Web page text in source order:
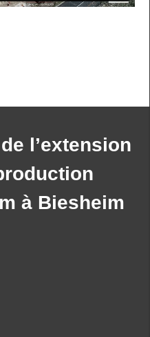
nouveau hangar
l’extension
à Biesheim